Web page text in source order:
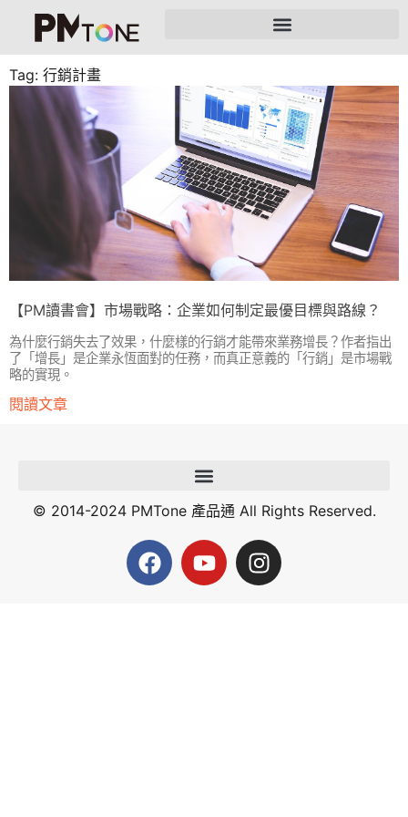
Tag: 行銷計畫
【PM讀書會】市場戰略：企業如何制定最優目標與路線？
為什麼行銷失去了效果，什麼樣的行銷才能帶來業務增長？作者指出
了「增長」是企業永恆面對的任務，而真正意義的「行銷」是市場戰
略的實現。
閱讀文章
© 2014-2024 PMTone 產品通 All Rights Reserved.